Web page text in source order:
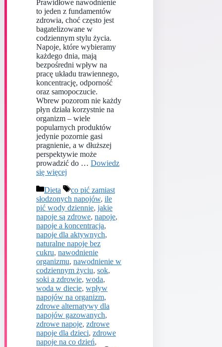
Prawidłowe nawodnienie
to jeden z fundamentów
zdrowia, choć często jest
bagatelizowane w
codziennym stylu życia.
Napoje, które wybieramy
każdego dnia, mają
bezpośredni wpływ na
pracę układu trawiennego,
koncentrację, odporność
oraz samopoczucie.
Wbrew pozorom nie każdy
płyn działa korzystnie na
organizm – wiele
popularnych produktów
jedynie pozornie gasi
pragnienie, a w dłuższej
perspektywie może
prowadzić do … Dowiedz
się więcej
Kategorie
Dieta Tagi
co pić zamiast
słodzonych napojów, ile
pić wody dziennie, jakie
napoje są zdrowe, napoje,
napoje a koncentracja,
napoje dla aktywnych,
naturalne napoje bez
cukru, nawodnienie
organizmu, nawodnienie w
codziennym życiu, sok,
soki a zdrowie, woda,
woda w diecie, wpływ
napojów na organizm,
zdrowe alternatywy dla
napojów gazowanych,
zdrowe napoje, zdrowe
napoje dla dzieci, zdrowe
napoje na co dzień,